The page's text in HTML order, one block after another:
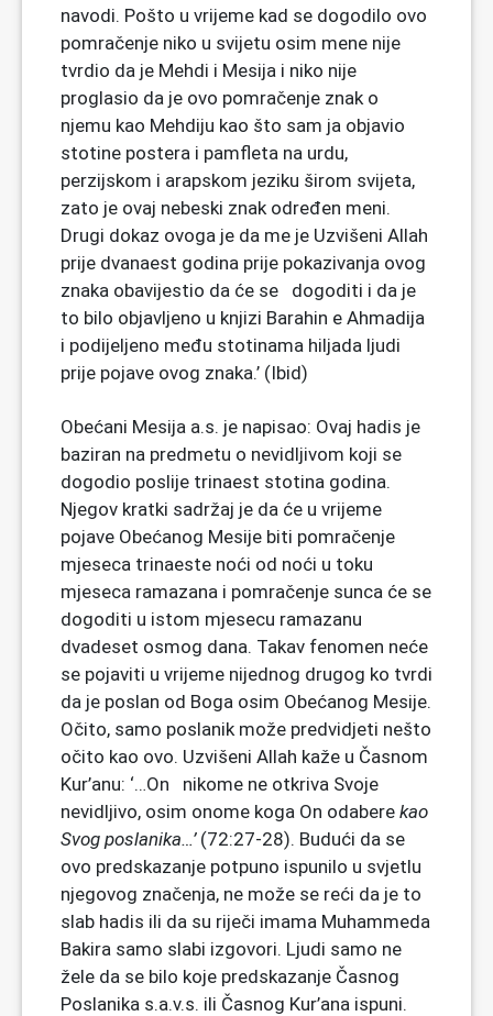
navodi. Pošto u vrijeme kad se dogodilo ovo
pomračenje niko u svijetu osim mene nije
tvrdio da je Mehdi i Mesija i niko nije
proglasio da je ovo pomračenje znak o
njemu kao Mehdiju kao što sam ja objavio
stotine postera i pamfleta na urdu,
perzijskom i arapskom jeziku širom svijeta,
zato je ovaj nebeski znak određen meni.
Drugi dokaz ovoga je da me je Uzvišeni Allah
prije dvanaest godina prije pokazivanja ovog
znaka obavijestio da će se dogoditi i da je
to bilo objavljeno u knjizi Barahin e Ahmadija
i podijeljeno među stotinama hiljada ljudi
prije pojave ovog znaka.’ (Ibid)
Obećani Mesija a.s. je napisao: Ovaj hadis je
baziran na predmetu o nevidljivom koji se
dogodio poslije trinaest stotina godina.
Njegov kratki sadržaj je da će u vrijeme
pojave Obećanog Mesije biti pomračenje
mjeseca trinaeste noći od noći u toku
mjeseca ramazana i pomračenje sunca će se
dogoditi u istom mjesecu ramazanu
dvadeset osmog dana. Takav fenomen neće
se pojaviti u vrijeme nijednog drugog ko tvrdi
da je poslan od Boga osim Obećanog Mesije.
Očito, samo poslanik može predvidjeti nešto
očito kao ovo. Uzvišeni Allah kaže u Časnom
Kur’anu: ‘…On nikome ne otkriva Svoje
nevidljivo, osim onome koga On odabere kao
Svog poslanika…’ (72:27-28). Budući da se
ovo predskazanje potpuno ispunilo u svjetlu
njegovog značenja, ne može se reći da je to
slab hadis ili da su riječi imama Muhammeda
Bakira samo slabi izgovori. Ljudi samo ne
žele da se bilo koje predskazanje Časnog
Poslanika s.a.v.s. ili Časnog Kur’ana ispuni.